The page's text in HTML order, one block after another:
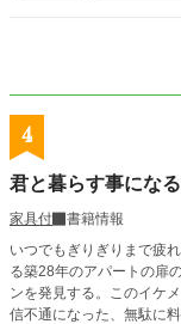
4
君と暮らす事にな
家具付
書籍情報
いつでもぎりぎりまで疲
る築28年のアパートの扉
ンを発見する。このイケ
信不通になった、無駄に